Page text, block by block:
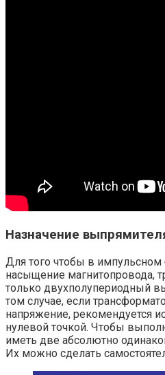
Назначение
Для того чтобы в
насыщение магнитопровода,
только двухполупериодный
том случае, если
напряжение, рекомендуется
нулевой точкой. Чтобы
иметь две абсолютно
Их можно сделать